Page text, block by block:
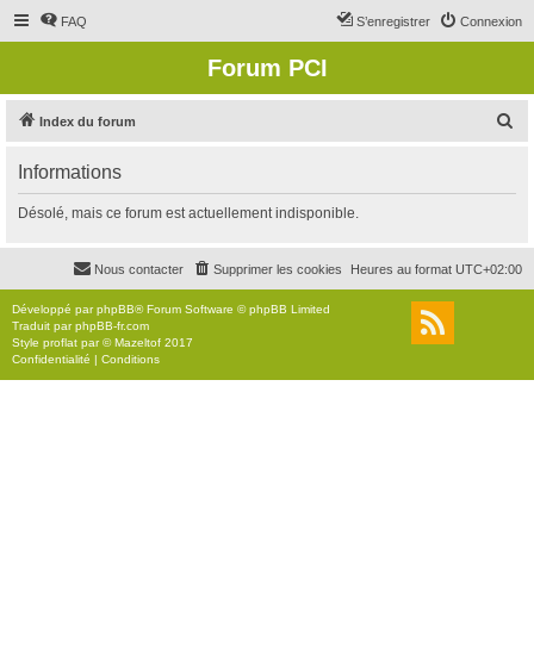
FAQ Connexion
S’enregistrer
Forum PCI
Index du forum
r
c
r
Informations
Désolé, mais ce forum est actuellement indisponible.
Heures au format UTC+02:00
Supprimer les cookies
Nous contacter
Développé parphpBB® Forum Software © phpBB Limited
Traduit parphpBB-fr.com
Style proflat par ©Mazeltof 2017
Confidentialité | Conditions